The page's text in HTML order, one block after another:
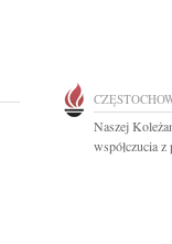
Naszej
współczucia